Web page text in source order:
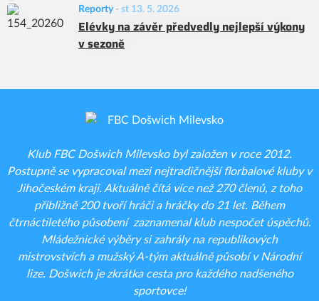
Reporty - st 13. 5. 2026
Elévky na závěr předvedly nejlepší výkony
v sezoně
Klub FBC Došwich Milevsko byl založen v roce 2012.
Postupně se vypracoval mezi nejtradičnější florbalové kluby v
Jihočeském kraji. Aktuálně čítá více než 270 členů, z toho
přibližně 200 tvoří hráči a hráčky do 21 let. Během
čtrnáctiletého působení zaznamenal klub nespočet úspěchů.
Mládežnické výběry si zahrály na republikových
mistrovstvích a mužský A-tým aktuálně působí v Národní
lize. Došwich je zkrátka cesta pro každého nadšeného
sportovce!